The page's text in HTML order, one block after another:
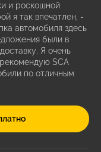
и роскошной
я так впечатлен, -
автомобиля здесь
были в
Я очень
SCA
по отличным